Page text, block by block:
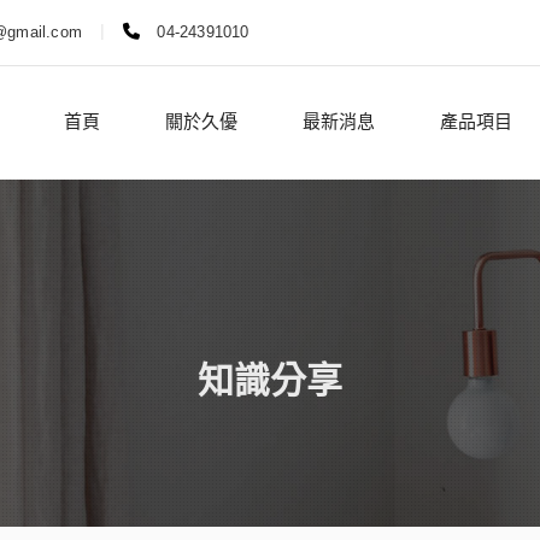
04-24391010
首頁 關於久優 最新消息 產品項目
知識分享